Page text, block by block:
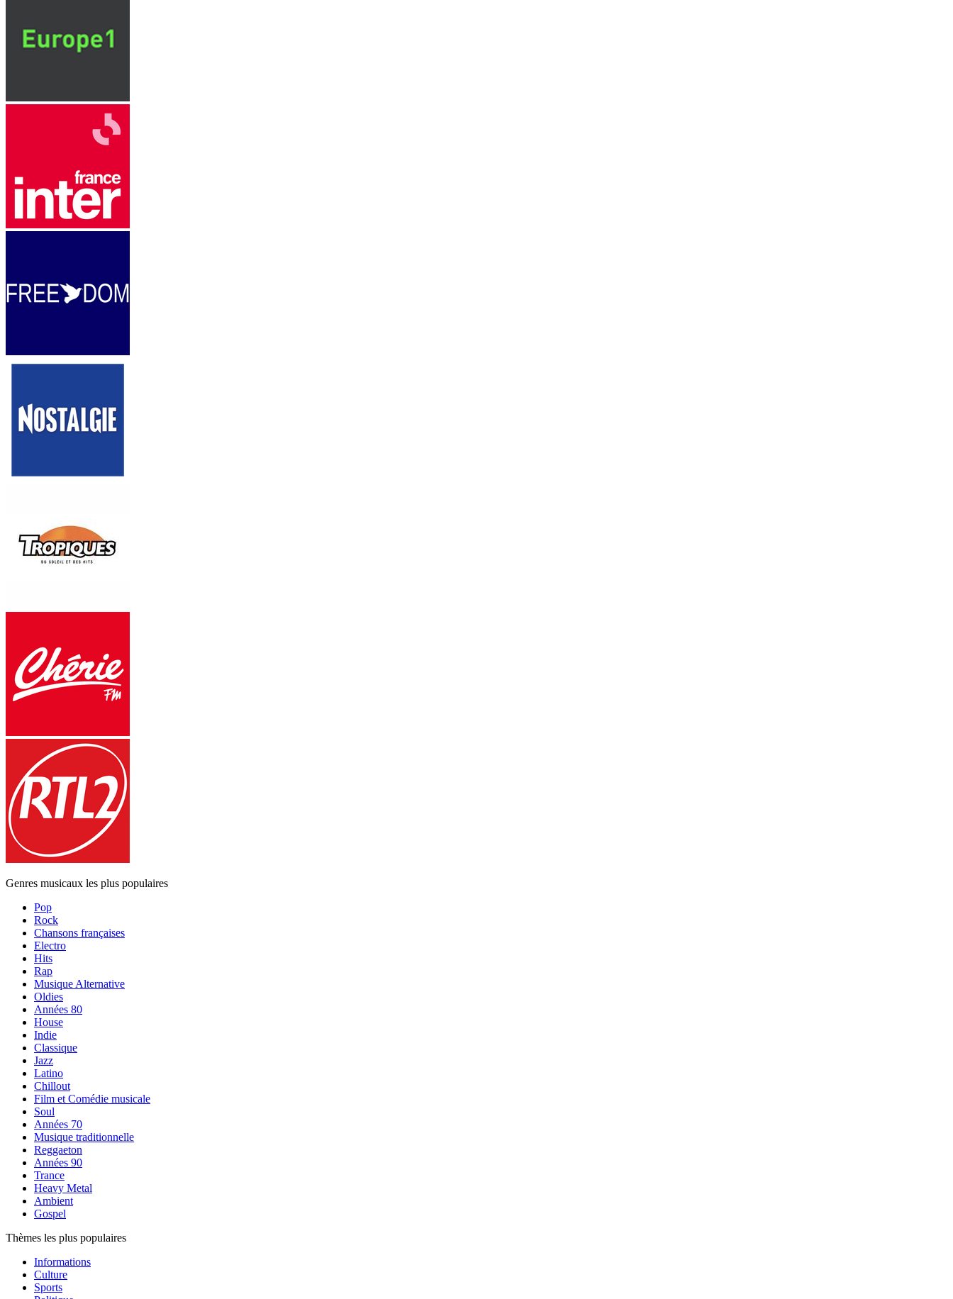
Genres musicaux les plus populaires
Pop
Rock
Chansons françaises
Electro
Hits
Rap
Musique Alternative
Oldies
Années 80
House
Indie
Classique
Jazz
Latino
Chillout
Film et Comédie musicale
Soul
Années 70
Musique traditionnelle
Reggaeton
Années 90
Trance
Heavy Metal
Ambient
Gospel
Thèmes les plus populaires
Informations
Culture
Sports